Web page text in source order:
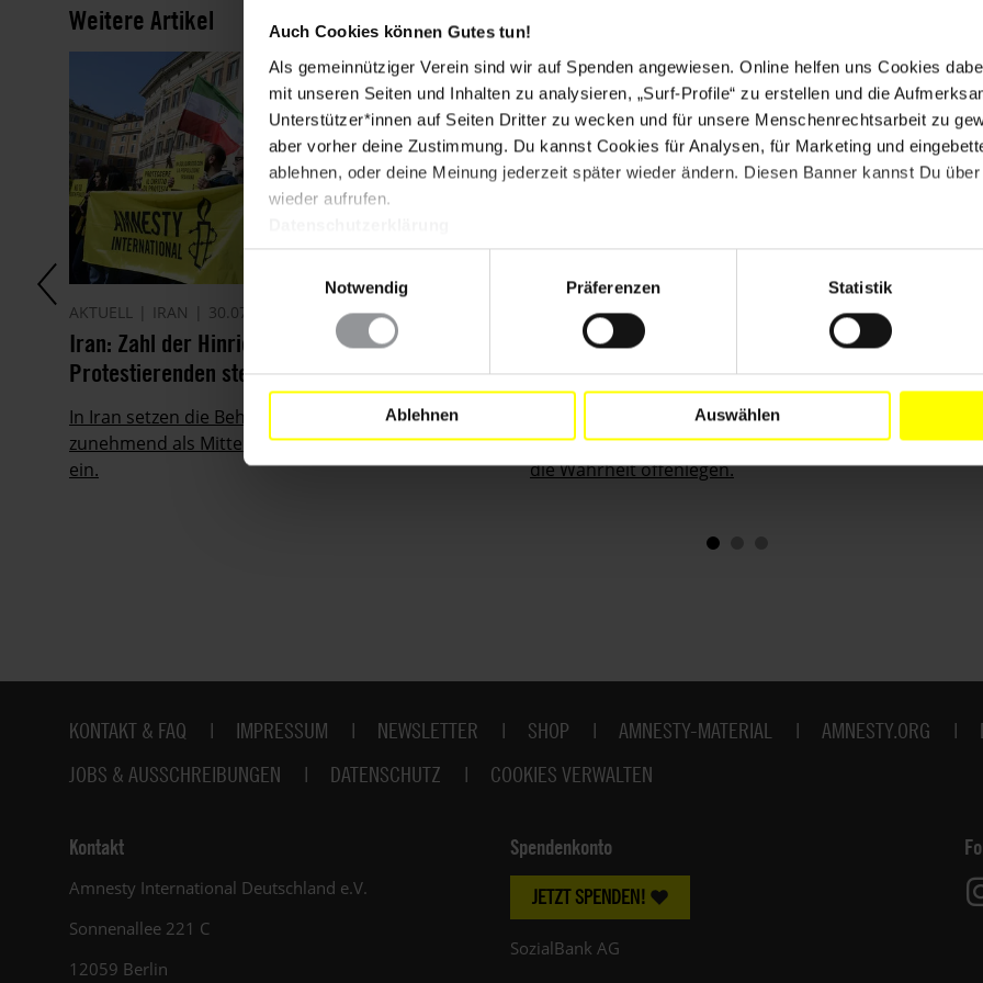
Auch Cookies können Gutes tun!
Als gemeinnütziger Verein sind wir auf Spenden angewiesen. Online helfen uns Cookies
mit unseren Seiten und Inhalten zu analysieren, „Surf-Profile“ zu erstellen und die
Unterstützer*innen auf Seiten Dritter zu wecken und für unsere Menschenrechtsarbeit zu
aber vorher deine Zustimmung. Du kannst Cookies für Analysen, für Marketing und
ablehnen, oder deine Meinung jederzeit später wieder ändern. Diesen Banner kannst Du
wieder aufrufen.
Notwendig
Präferenzen Statistik
Ablehnen Auswählen
Weitere Artikel
AKTUELL IRAN 30.07.2026
Iran: Zahl der Hinrichtungen von
Protestierenden steigt drastisch
In Iran setzen die Behörden die Todesstrafe
zunehmend als Mittel gegen die Protestbewegung
ein.
AKTUELL NIGERIA
Nigeria: Interne Dokumente belegen Shells
Rolle im Ölverschmutzungsskandal
Amnesty International hat die Dokumente mit
Partnerorganisationen ausgewertet: Shell muss
die Wahrheit offenlegen.
Fußbereich
KONTAKT & FAQ IMPRESSUM NEWSLETTER SHOP AMNESTY-MATERIAL AMNESTY.ORG
JOBS & AUSSCHREIBUNGEN
DATENSCHUTZ COOKIES VERWALTEN
Kontakt
Amnesty International Deutschland e.V.
Sonnenallee 221 C
12059 Berlin
Spendenkonto
JETZT SPENDEN!
SozialBank AG